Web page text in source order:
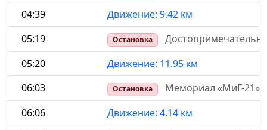
04:39
Движение: 9.42 км
05:19
Остановка
05:20
Движение: 11.95 км
06:03
Остановка
Мемориал «МиГ-21»
06:06
Движение: 4.14 км